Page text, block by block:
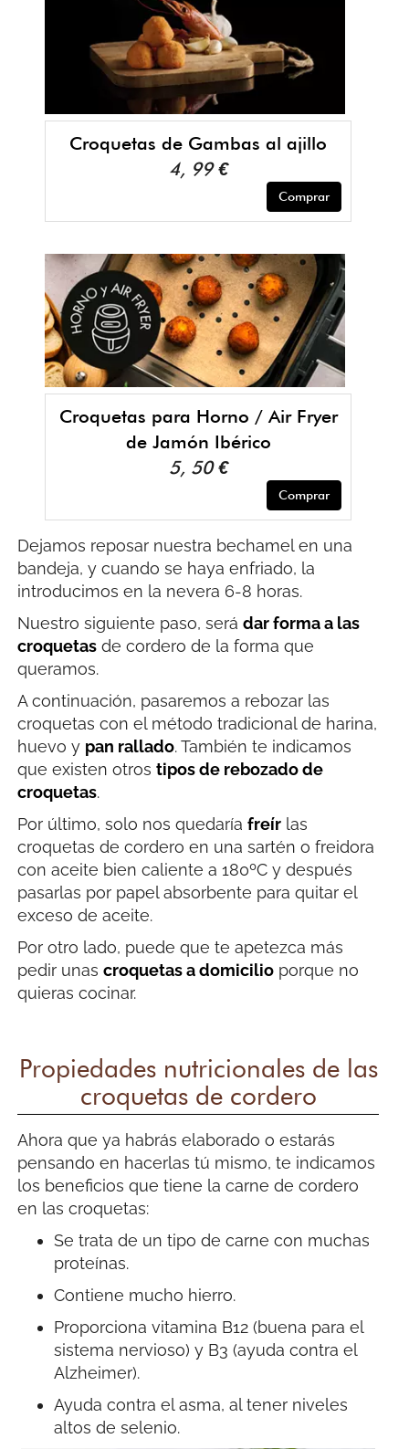
Croquetas de Gambas al ajillo
4, 99 €
Comprar
Croquetas para Horno / Air Fryer
de Jamón Ibérico
5, 50 €
Comprar
Dejamos reposar nuestra bechamel en una
bandeja, y cuando se haya enfriado, la
introducimos en la nevera 6-8 horas.
Nuestro siguiente paso, serádar forma a las
croquetas de cordero de la forma que
queramos.
A continuación, pasaremos a rebozar las
croquetas con el método tradicional de harina,
huevo y pan rallado. También te indicamos
que existen otrostipos de rebozado de
croquetas.
Por último, solo nos quedaríafreír las
croquetas de cordero en una sartén o freidora
con aceite bien caliente a 180ºC y después
pasarlas por papel absorbente para quitar el
exceso de aceite.
Por otro lado, puede que te apetezca más
pedir unascroquetas a domicilio porque no
quieras cocinar.
Propiedades nutricionales de las
croquetas de cordero
Ahora que ya habrás elaborado o estarás
pensando en hacerlas tú mismo, te indicamos
los beneficios que tiene la carne de cordero
en las croquetas:
Se trata de un tipo de carne con muchas
proteínas.
Contiene mucho hierro.
Proporciona vitamina B12 (buena para el
sistema nervioso) y B3 (ayuda contra el
Alzheimer).
Ayuda contra el asma, al tener niveles
altos de selenio.